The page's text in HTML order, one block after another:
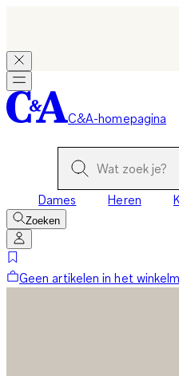
C&A-homepagina
Dames Heren
Zoeken
Geen artikelen in het